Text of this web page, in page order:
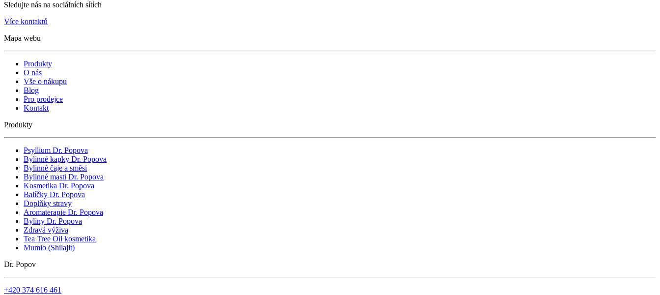
Sledujte nás na sociálních sítích
Více kontaktů
Mapa webu
Produkty
O nás
Vše o nákupu
Blog
Pro prodejce
Kontakt
Produkty
Psyllium Dr. Popova
Bylinné kapky Dr. Popova
Bylinné čaje a směsi
Bylinné masti Dr. Popova
Kosmetika Dr. Popova
Balíčky Dr. Popova
Doplňky stravy
Aromaterapie Dr. Popova
Byliny Dr. Popova
Zdravá výživa
Tea Tree Oil kosmetika
Mumio (Shilajit)
Dr. Popov
+420 374 616 461